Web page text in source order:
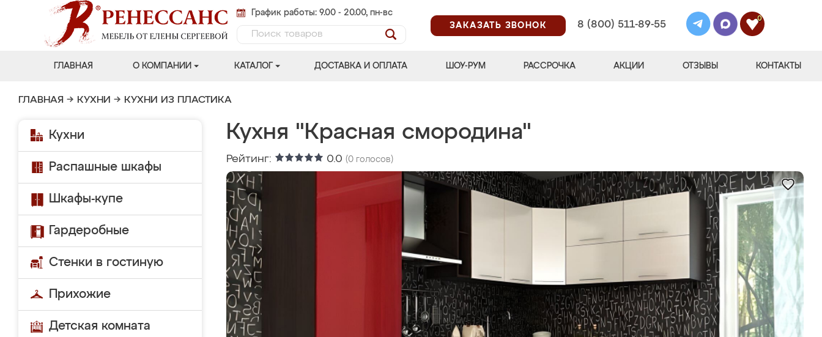
График работы: 9.00 - 20.00, пн-вс
ЗАКАЗАТЬ ЗВОНОК
8 (800) 511-89-55
0
ГЛАВНАЯ О КОМПАНИИ КАТАЛОГ ДОСТАВКА И ОПЛАТА ШОУ-РУМ РАССРОЧКА АКЦИИ ОТЗЫВЫ КОНТАКТЫ
ГЛАВНАЯ → КУХНИ → КУХНИ ИЗ ПЛАСТИКА
Кухни
Распашные шкафы
Шкафы-купе
Гардеробные
Стенки в гостиную
Прихожие
Детская комната
Кухня "Красная смородина"
Рейтинг: 0.0 (0 голосов)